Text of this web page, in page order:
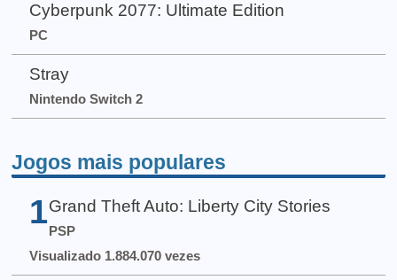
Cyberpunk 2077: Ultimate Edition
PC
Stray
Nintendo Switch 2
Jogos mais populares
1 Grand Theft Auto: Liberty City Stories
PSP
Visualizado 1.884.070 vezes